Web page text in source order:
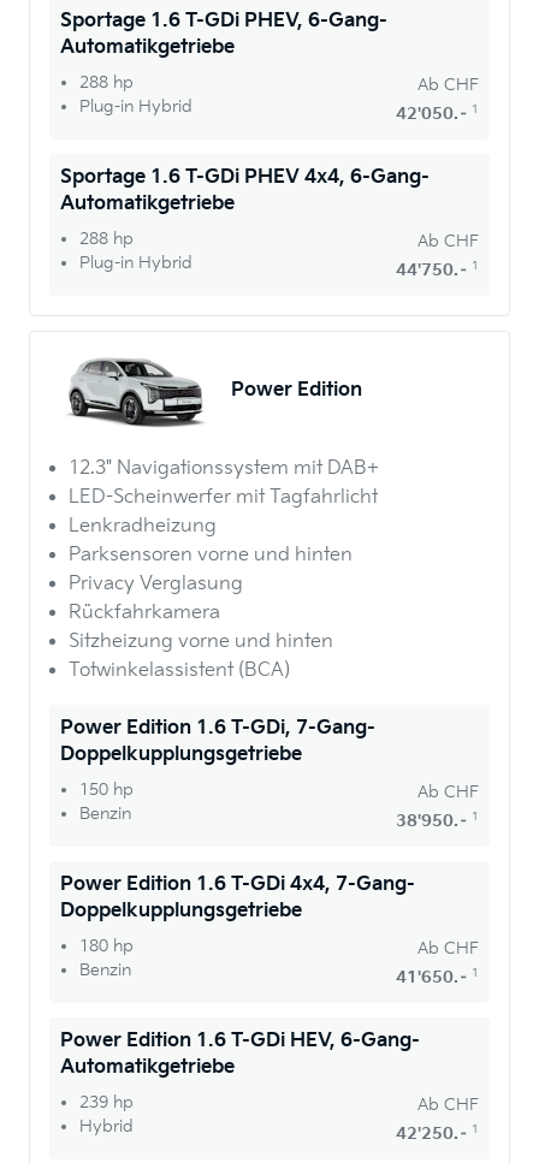
Sportage 1.6 T-GDi PHEV, 6-Gang-
Automatikgetriebe
288 hp
Plug-in Hybrid
Ab CHF
42'050.– 1
Sportage 1.6 T-GDi PHEV 4x4, 6-Gang-
Automatikgetriebe
288 hp
Plug-in Hybrid
Ab CHF
44'750.– 1
Power Edition
12.3" Navigationssystem mit DAB+
LED-Scheinwerfer mit Tagfahrlicht
Lenkradheizung
Parksensoren vorne und hinten
Privacy Verglasung
Rückfahrkamera
Sitzheizung vorne und hinten
Totwinkelassistent (BCA)
Power Edition 1.6 T-GDi, 7-Gang-
Doppelkupplungsgetriebe
150 hp
Benzin
Ab CHF
38'950.– 1
Power Edition 1.6 T-GDi 4x4, 7-Gang-
Doppelkupplungsgetriebe
180 hp
Benzin
Ab CHF
41'650.– 1
Power Edition 1.6 T-GDi HEV, 6-Gang-
Automatikgetriebe
239 hp
Hybrid
Ab CHF
42'250.– 1